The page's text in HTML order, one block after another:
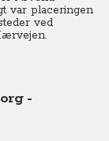
var placeringen
ved
-